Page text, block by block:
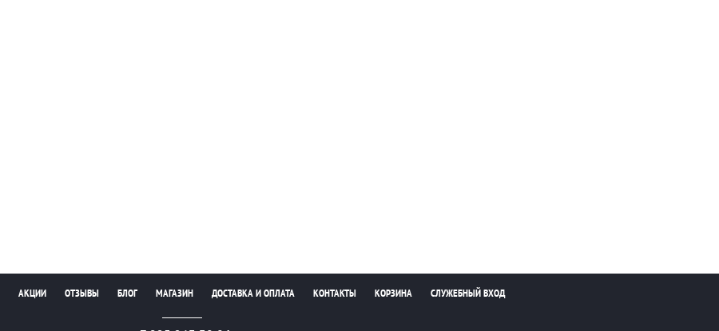
АКЦИИ ОТЗЫВЫ БЛОГ МАГАЗИН ДОСТАВКА И ОПЛАТА КОНТАКТЫ КОРЗИНА СЛУЖЕБНЫЙ ВХОД